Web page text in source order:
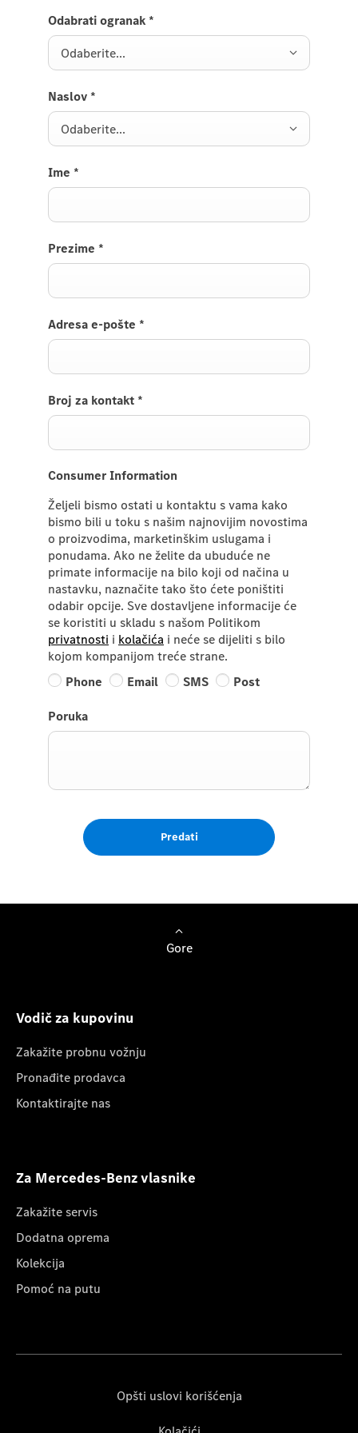
Odabrati ogranak *
Odaberite...
Naslov *
Odaberite...
Ime *
Prezime *
Adresa e-pošte *
Broj za kontakt *
Consumer Information
Željeli bismo ostati u kontaktu s vama kako
bismo bili u toku s našim najnovijim novostima
o proizvodima, marketinškim uslugama i
ponudama. Ako ne želite da ubuduće ne
primate informacije na bilo koji od načina u
nastavku, naznačite tako što ćete poništiti
odabir opcije. Sve dostavljene informacije će
se koristiti u skladu s našom Politikom
privatnosti i kolačića i neće se dijeliti s bilo
kojom kompanijom treće strane.
Phone
Email SMS Post
Poruka
Predati
Gore
Vodič za kupovinu
Zakažite probnu vožnju
Pronađite prodavca
Kontaktirajte nas
Za Mercedes-Benz vlasnike
Zakažite servis
Dodatna oprema
Kolekcija
Pomoć na putu
Opšti uslovi korišćenja